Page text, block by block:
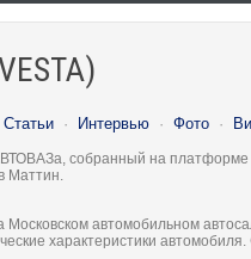
Статьи · Интервью · Фото ·
собранный на
Маттин.
Московском автомобильном
характеристики